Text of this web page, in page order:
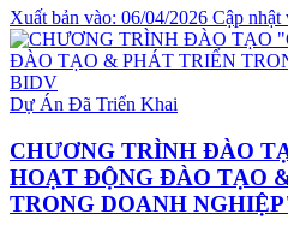
Xuất bản vào: 06/04/2026 Cập nhật
Dự Án Đã Triển Khai
CHƯƠNG TRÌNH ĐÀO
HOẠT ĐỘNG ĐÀO TẠO
TRONG DOANH